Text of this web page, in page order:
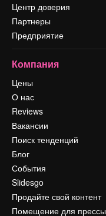
Центр доверия
Партнеры
Предприятие
Компания
Цены
О нас
Reviews
Вакансии
Поиск тенденций
Блог
События
Slidesgo
Продайте свой контент
Помещение для прессы